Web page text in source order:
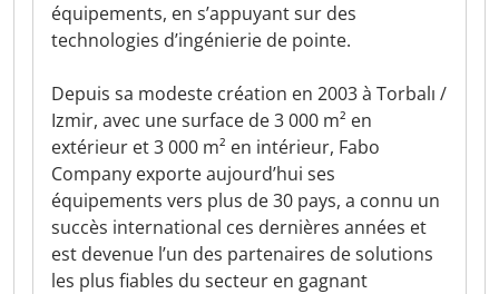
équipements, en s’appuyant sur des
technologies d’ingénierie de pointe.
Depuis sa modeste création en 2003 à Torbalı /
Izmir, avec une surface de 3 000 m² en
extérieur et 3 000 m² en intérieur, Fabo
Company exporte aujourd’hui ses
équipements vers plus de 30 pays, a connu un
succès international ces dernières années et
est devenue l’un des partenaires de solutions
les plus fiables du secteur en gagnant